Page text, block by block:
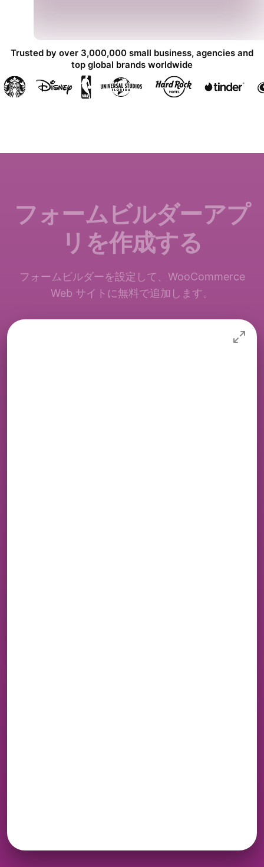
Trusted by over 3,000,000 small business, agencies and
top global brands worldwide
フォームビルダーアプ
リを作成する
フォームビルダーを設定して、WooCommerce
Web サイトに無料で追加します。